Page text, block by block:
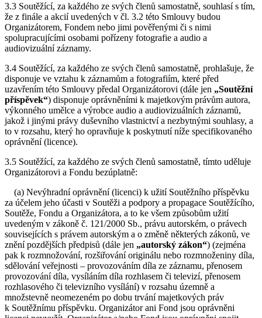
3.3 Soutěžící, za každého ze svých členů samostatně, souhlasí s tím,
že z finále a akcií uvedených v čl. 3.2 této Smlouvy budou
Organizátorem, Fondem nebo jimi pověřenými či s nimi
spolupracujícími osobami pořízeny fotografie a audio a
audiovizuální záznamy.
3.4 Soutěžící, za každého ze svých členů samostatně, prohlašuje, že
disponuje ve vztahu k záznamům a fotografiím, které před
uzavřením této Smlouvy předal Organizátorovi (dále jen „Soutěžní
příspěvek“) disponuje oprávněními k majetkovým právům autora,
výkonného umělce a výrobce audio a audiovizuálních záznamů,
jakož i jinými právy duševního vlastnictví a nezbytnými souhlasy, a
to v rozsahu, který ho opravňuje k poskytnutí níže specifikovaného
oprávnění (licence).
3.5 Soutěžící, za každého ze svých členů samostatně, tímto uděluje
Organizátorovi a Fondu bezúplatně:
(a) Nevýhradní oprávnění (licenci) k užití Soutěžního příspěvku
za účelem jeho účasti v Soutěži a podpory a propagace Soutěžícího,
Soutěže, Fondu a Organizátora, a to ke všem způsobům užití
uvedeným v zákoně č. 121/2000 Sb., právu autorském, o právech
souvisejících s právem autorským a o změně některých zákonů, ve
znění pozdějších předpisů (dále jen „autorský zákon“) (zejména
pak k rozmnožování, rozšiřování originálu nebo rozmnoženiny díla,
sdělování veřejnosti – provozováním díla ze záznamu, přenosem
provozování díla, vysíláním díla rozhlasem či televizí, přenosem
rozhlasového či televizního vysílání) v rozsahu územně a
množstevně neomezeném po dobu trvání majetkových práv
k Soutěžnímu příspěvku. Organizátor ani Fond jsou oprávněni